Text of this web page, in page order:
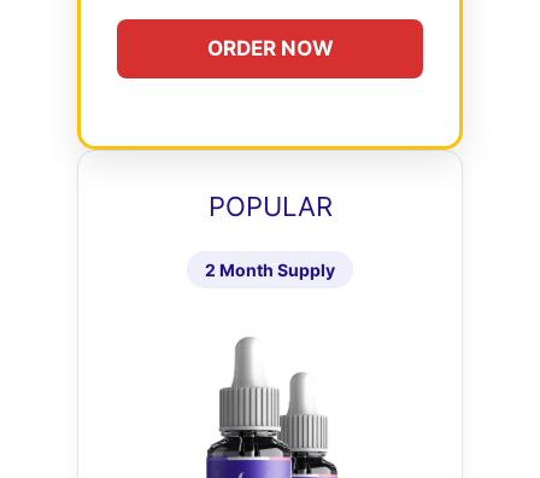
ORDER NOW
POPULAR
2 Month Supply